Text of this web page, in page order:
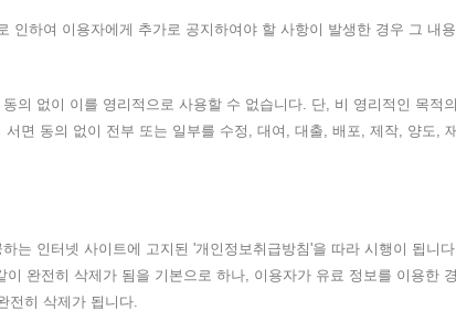
하여 이용자에게 추가로 공지하여야 할 사항이 발생한 경우 그 내
의 없이 이를 영리적으로 사용할 수 없습니다. 단, 비 영리적인 목적
면 동의 없이 전부 또는 일부를 수정, 대여, 대출, 배포, 제작, 양도,
는 인터넷 사이트에 고지된 '개인정보취급방침'을 따라 시행이 됩니
완전히 삭제가 됨을 기본으로 하나, 이용자가 유료 정보를 이용한
전히 삭제가 됩니다.